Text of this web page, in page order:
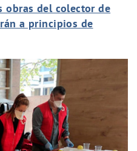
obras del colector de
a principios de